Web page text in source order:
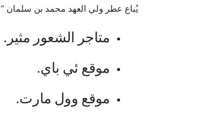
يُباع عطر ولي العهد محمد بن سلمان “La French Guerlain” إلكترونياً وبرا عبر المتاجر التالية:
متاجر الشعور مثير.
موقع ئي باي.
موقع وول مارت.